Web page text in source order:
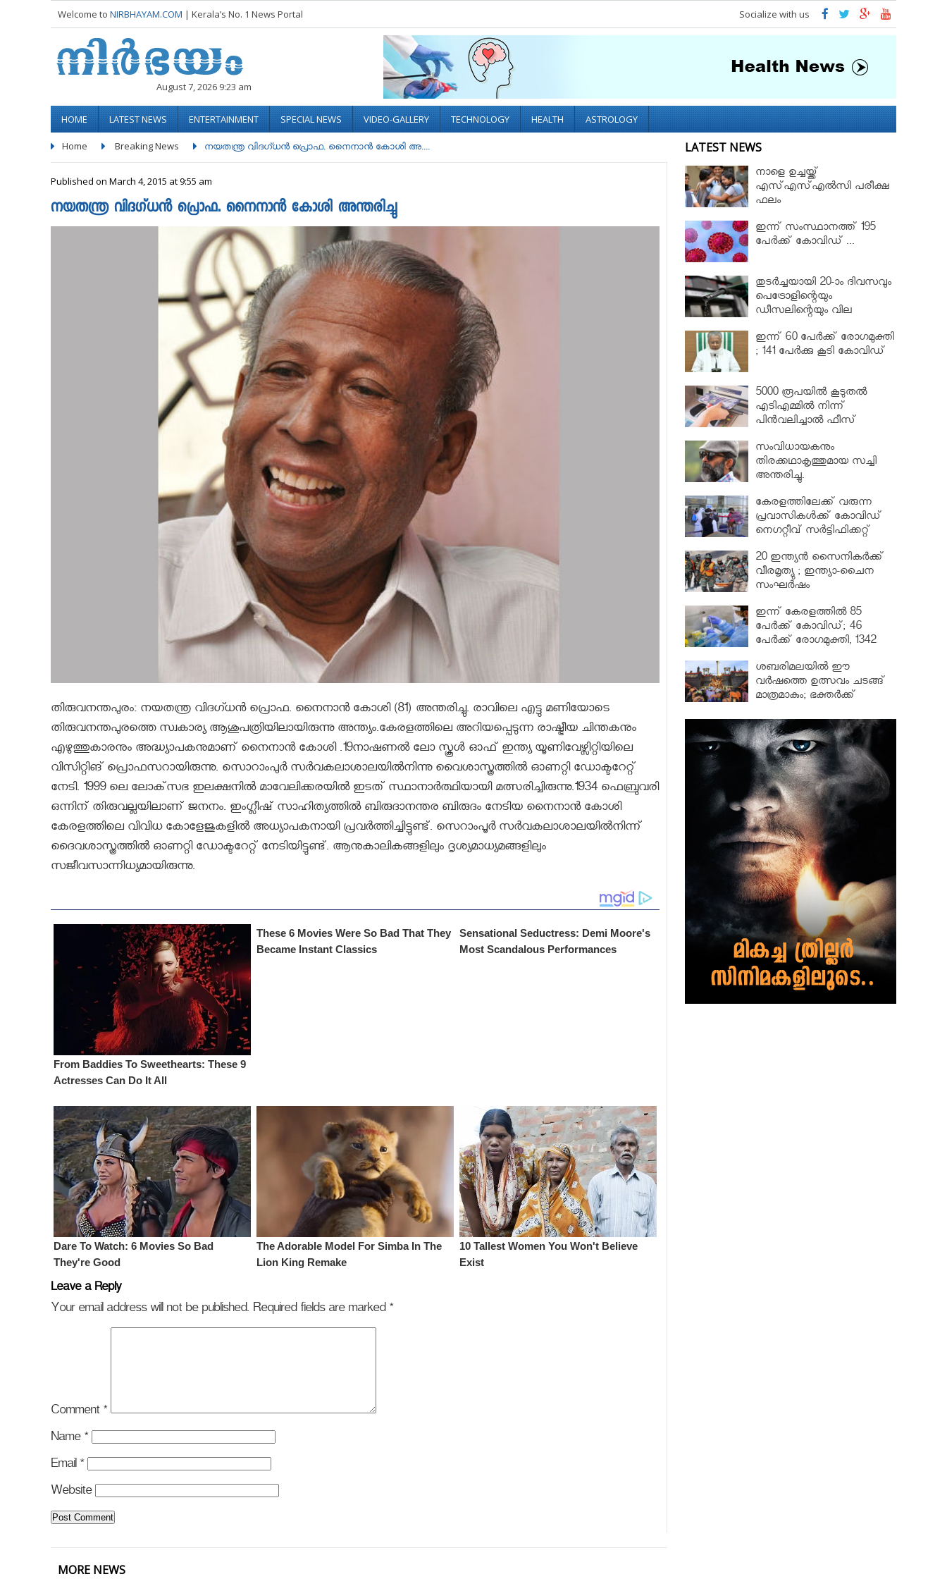
Welcome to NIRBHAYAM.COM | Kerala’s No. 1 News Portal Socialize with us
August 7, 2026 9:23 am
HOME LATEST NEWS ENTERTAINMENT SPECIAL NEWS VIDEO-GALLERY TECHNOLOGY HEALTH ASTROLOGY
Home Breaking News നയതന്ത്ര വിദഗ്ധന്‍ പ്രൊഫ. നൈനാന്‍ കോശി അ....
Published on March 4, 2015 at 9:55 am
നയതന്ത്ര വിദഗ്ധന്‍ പ്രൊഫ. നൈനാന്‍ കോശി അന്തരിച്ചു
തിരുവനന്തപുരം: നയതന്ത്ര വിദഗ്ധന്‍ പ്രൊഫ. നൈനാന്‍ കോശി (81) അന്തരിച്ചു. രാവിലെ എട്ടു മണിയോടെ
തിരുവനന്തപുരത്തെ സ്വകാര്യ ആശുപത്രിയിലായിരുന്നു അന്ത്യം.കേരളത്തിലെ അറിയപ്പെടുന്ന രാഷ്ട്രീയ ചിന്തകനും
എഴുത്തുകാരനും അദ്ധ്യാപകനുമാണ് നൈനാന്‍ കോശി .19നാഷണല്‍ ലോ സ്കൂള്‍ ഓഫ് ഇന്ത്യ യൂണിവേഴ്സിറ്റിയിലെ
വിസിറ്റിങ് പ്രൊഫസറായിരുന്നു. സൊറാംപുര്‍ സര്‍വകലാശാലയില്‍നിന്നു വൈശാസ്ത്രത്തില്‍ ഓണറ്റി ഡോക്ടറേറ്റ്
നേടി. 1999 ലെ ലോക്‌സഭ ഇലക്ഷനില്‍ മാവേലിക്കരയില്‍ ഇടത് സ്ഥാനാര്‍ത്ഥിയായി മത്സരിച്ചിരുന്നു.1934 ഫെബ്രുവരി
ഒന്നിന് തിരുവല്ലയിലാണ് ജനനം. ഇംഗ്ലീഷ് സാഹിത്യത്തില്‍ ബിരുദാനന്തര ബിരുദം നേടിയ നൈനാന്‍ കോശി
കേരളത്തിലെ വിവിധ കോളേജുകളില്‍ അധ്യാപകനായി പ്രവര്‍ത്തിച്ചിട്ടുണ്ട്. സെറാംപൂര്‍ സര്‍വകലാശാലയില്‍നിന്ന്
ദൈവശാസ്ത്രത്തില്‍ ഓണറ്റി ഡോക്ടറേറ്റ് നേടിയിട്ടുണ്ട്. ആനുകാലികങ്ങളിലും ദൃശ്യമാധ്യമങ്ങളിലും
സജീവസാന്നിധ്യമായിരുന്നു.
Leave a Reply
Your email address will not be published. Required fields are marked *
Comment *
Name *
Email *
Website
MORE NEWS
LATEST NEWS
നാളെ ഉച്ചയ്ക്ക്
എസ്എസ്എല്‍സി പരീക്ഷ
ഫലം
ഇന്ന് സംസ്ഥാനത്ത് 195
പേര്‍ക്ക് കോവിഡ് ...
തുടർച്ചയായി 20-ാം ദിവസവും
പെട്രോളിന്റെയും
ഡീസലിന്റെയും വില
ഇന്ന് 60 പേർക്ക് രോഗമുക്തി
; 141 പേര്‍ക്കു കൂടി കോവിഡ്
5000 രൂപയിൽ കൂടുതൽ
എടിഎമ്മിൽ നിന്ന്
പിൻവലിച്ചാൽ ഫീസ്
സംവിധായകനും
തിരക്കഥാകൃത്തുമായ സച്ചി
അന്തരിച്ചു.
കേരളത്തിലേക്ക് വരുന്ന
പ്രവാസികള്‍ക്ക് കോവിഡ്
നെഗറ്റീവ് സര്‍ട്ടിഫിക്കറ്റ്
20 ഇന്ത്യൻ സൈനികർക്ക്
വീരമൃത്യു ; ഇന്ത്യാ-ചൈന
സംഘർഷം
ഇന്ന് കേരളത്തിൽ 85
പേർക്ക് കോവിഡ്; 46
പേർക്ക് രോഗമുക്തി, 1342
ശബരിമലയില്‍ ഈ
വർഷത്തെ ഉത്സവം ചടങ്ങ്
മാത്രമാകും; ഭക്തർക്ക്